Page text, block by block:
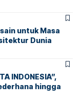
untuk Masa
Dunia
INDONESIA”,
hingga